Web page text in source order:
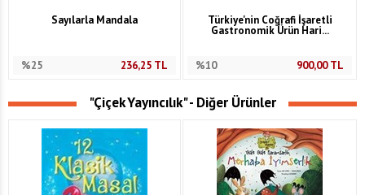
Sayılarla Mandala
%25 236,25TL
Türkiye'nin Coğrafi İşaretli
Gastronomik Ürün Hari...
%10 900,00TL
"Çiçek Yayıncılık" - Diğer Ürünler